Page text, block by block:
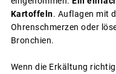
Kartoffeln. Auflagen mit
Ohrenschmerzen oder
Bronchien.
Wenn die Erkältung